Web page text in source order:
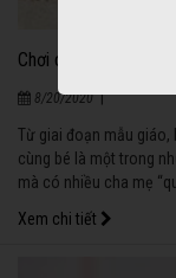
Chơi cùng bé để hiểu
8/20/2020|
Từ giai đoạn mẫu giáo,
cùng bé là một trong
mà có nhiều cha mẹ
Xem chi tiết